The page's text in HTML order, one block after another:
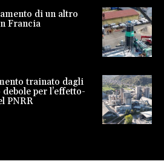
di un altro
Francia
trainato dagli
per l’effetto-
PNRR